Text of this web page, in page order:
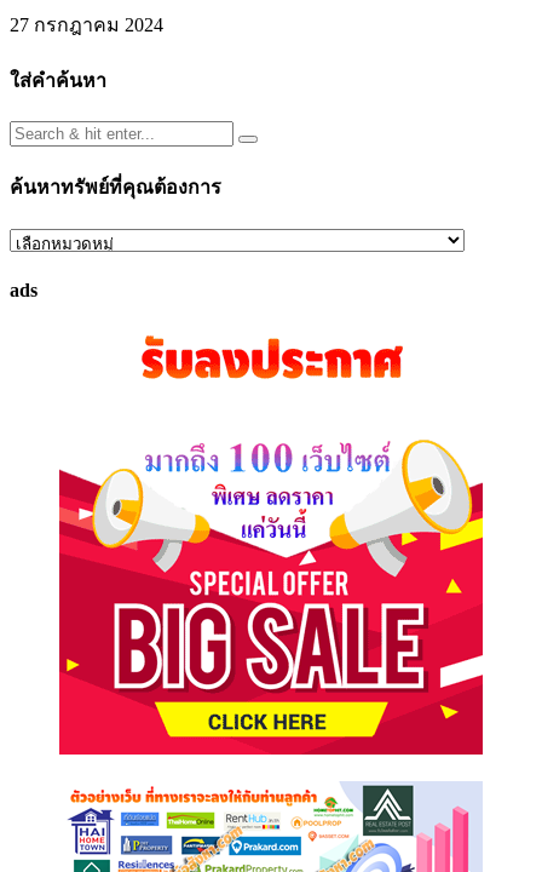
27 กรกฎาคม 2024
ใส่คำค้นหา
ค้นหาทรัพย์ที่คุณต้องการ
ค้นหา
ที่
ads